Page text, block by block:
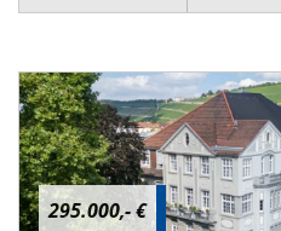
295.000,- €